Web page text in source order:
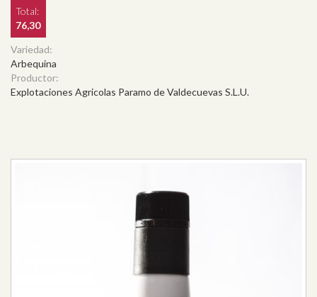
Total:
76,30
Variedad:
Arbequina
Productor:
Explotaciones Agricolas Paramo de Valdecuevas S.L.U.